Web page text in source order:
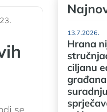
se
13.7.2026.
Hrana
ciljanu